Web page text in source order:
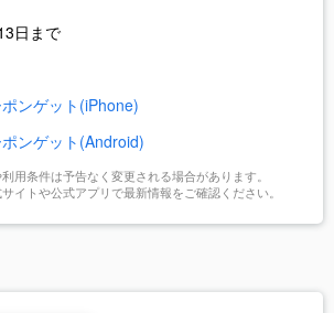
日まで
ンゲット(iPhone)
ンゲット(Android)
用条件は予告なく変更される場合があります。
イトや公式アプリで最新情報をご確認ください。